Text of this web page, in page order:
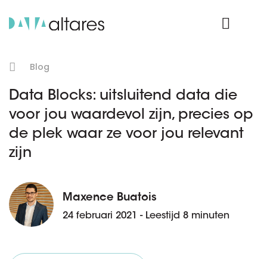
Blog
Data Blocks: uitsluitend data die
voor jou waardevol zijn, precies op
de plek waar ze voor jou relevant
zijn
Maxence Buatois
24 februari 2021 - Leestijd 8 minuten